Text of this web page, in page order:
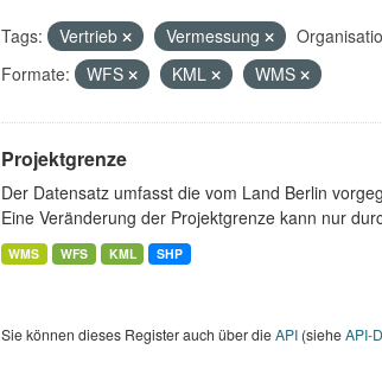
Tags: Vertrieb Vermessung
Formate:
WFS KML WMS
Projektgrenze
Der Datensatz umfasst die vom Land Berlin
Eine Veränderung der Projektgrenze kann nur
WMS WFS KML SHP
Sie können dieses Register auch über dieAPI(sieheAPI-